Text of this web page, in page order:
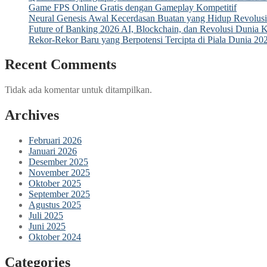
Game FPS Online Gratis dengan Gameplay Kompetitif
Neural Genesis Awal Kecerdasan Buatan yang Hidup
Future of Banking 2026 AI, Blockchain, dan Revolusi Dunia
Rekor-Rekor Baru yang Berpotensi Tercipta di Piala Dunia
Recent Comments
Tidak ada komentar untuk ditampilkan.
Archives
Februari 2026
Januari 2026
Desember 2025
November 2025
Oktober 2025
September 2025
Agustus 2025
Juli 2025
Juni 2025
Oktober 2024
Categories